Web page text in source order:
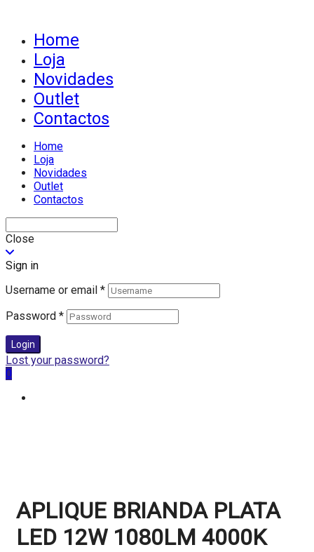
Home
Loja
Novidades
Outlet
Contactos
Home
Loja
Novidades
Outlet
Contactos
Close
Sign in
Username or email *
Password *
Login
Lost your password?
0
APLIQUE BRIANDA PLATA
LED 12W 1080LM 4000K